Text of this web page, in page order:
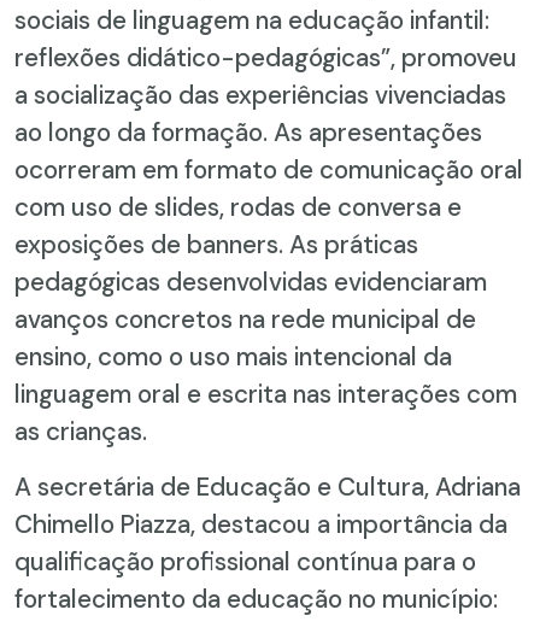
sociais de linguagem na educação infantil:
reflexões didático-pedagógicas”, promoveu
a socialização das experiências vivenciadas
ao longo da formação. As apresentações
ocorreram em formato de comunicação oral
com uso de slides, rodas de conversa e
exposições de banners. As práticas
pedagógicas desenvolvidas evidenciaram
avanços concretos na rede municipal de
ensino, como o uso mais intencional da
linguagem oral e escrita nas interações com
as crianças.
A secretária de Educação e Cultura, Adriana
Chimello Piazza, destacou a importância da
qualificação profissional contínua para o
fortalecimento da educação no município: